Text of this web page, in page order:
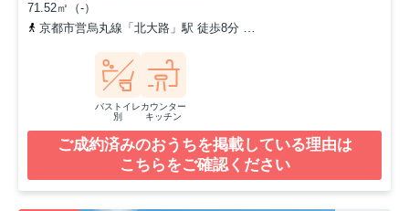
71.52㎡（-）
京都市営烏丸線「北大路」駅 徒歩8分
バストイレ
別
カウンター
キッチン
ご成約済みのおうちを掲載している理由は
こちらをご確認ください